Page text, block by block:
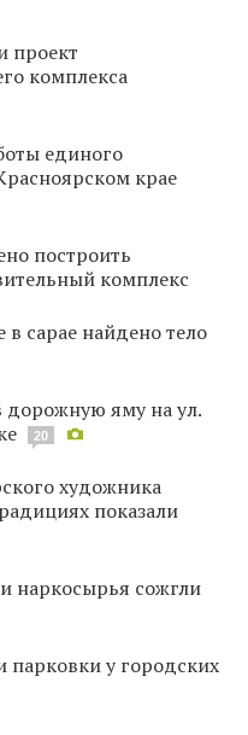
проект
комплекса
единого
крае
построить
комплекс
сарае найдено тело
дорожную яму на ул.
20
художника
показали
наркосырья сожгли
у городских